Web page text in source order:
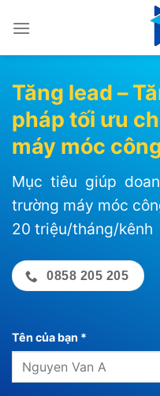
qua
Tăng lead –
pháp tối ưu
máy móc
Mục tiêu giúp
trường máy móc
20 triệu/tháng/kênh
0858 205 205
Tên của bạn *